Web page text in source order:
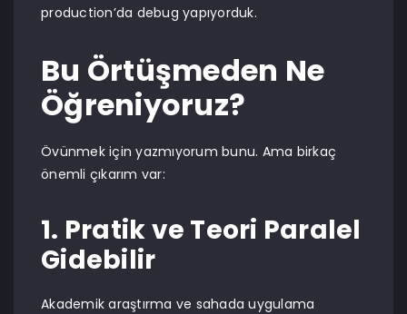
production’da debug yapıyorduk.
Bu Örtüşmeden Ne
Öğreniyoruz?
Övünmek için yazmıyorum bunu. Ama birkaç
önemli çıkarım var:
1. Pratik ve Teori Paralel
Gidebilir
Akademik araştırma ve sahada uygulama